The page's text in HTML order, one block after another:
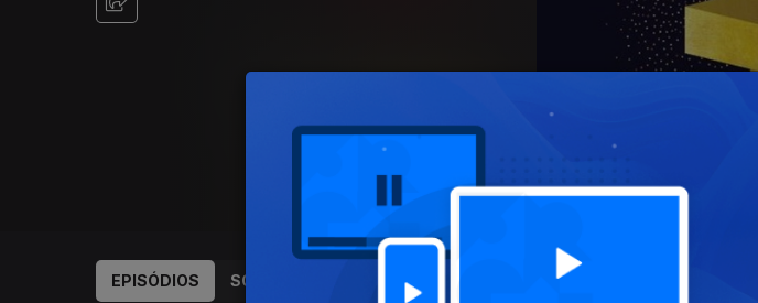
EPISÓDIOS SOBRE